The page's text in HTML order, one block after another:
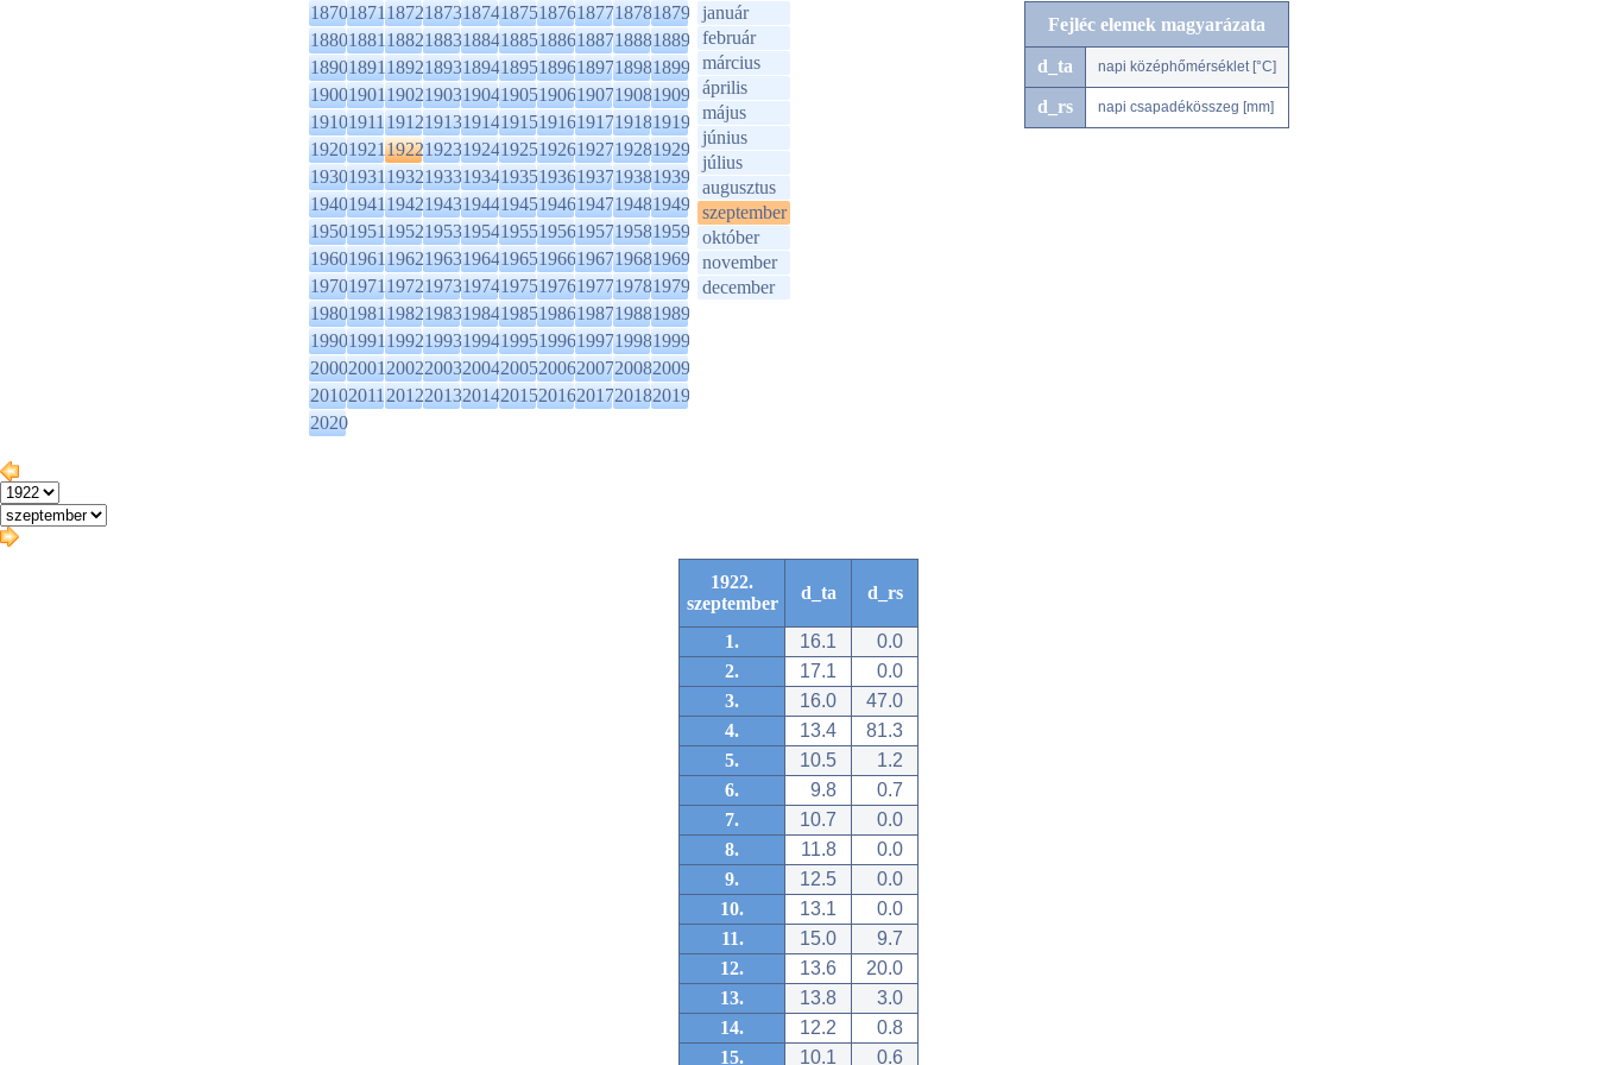
1870187118721873187418751876187718781879
1880188118821883188418851886188718881889
1890189118921893189418951896189718981899
1900190119021903190419051906190719081909
1910191119121913191419151916191719181919
1920192119221923192419251926192719281929
1930193119321933193419351936193719381939
1940194119421943194419451946194719481949
1950195119521953195419551956195719581959
1960196119621963196419651966196719681969
1970197119721973197419751976197719781979
1980198119821983198419851986198719881989
1990199119921993199419951996199719981999
2000200120022003200420052006200720082009
2010201120122013201420152016201720182019
2020
január
február
március
április
május
június
július
augusztus
szeptember
október
november
december
Fejléc elemek magyarázata
d_ta napi középhőmérséklet [°C]
d_rs napi csapadékösszeg [mm]
1922.
szeptember
d_ta d_rs
1. 16.1
0.0
2.
17.1
0.0
3.
16.0
47.0
4.
13.4
81.3
5.
10.5
1.2
6.
9.8
0.7
7.
10.7
0.0
8.
11.8
0.0
9.
12.5
0.0
10.
13.1
0.0
11.
15.0
9.7
12.
13.6
20.0
13.
13.8
3.0
14.
12.2
0.8
15.
10.1 0.6